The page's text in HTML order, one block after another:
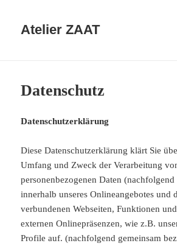
Atelier ZAAT
Datenschutz
Datenschutzerklärung
Diese Datenschutzerklärung klärt Sie
Umfang und Zweck der Verarbeitung
personenbezogenen Daten
innerhalb unseres Onlineangebotes und
verbundenen Webseiten, Funktionen
externen Onlinepräsenzen, wie z.B.
Profile auf. (nachfolgend gemeinsam